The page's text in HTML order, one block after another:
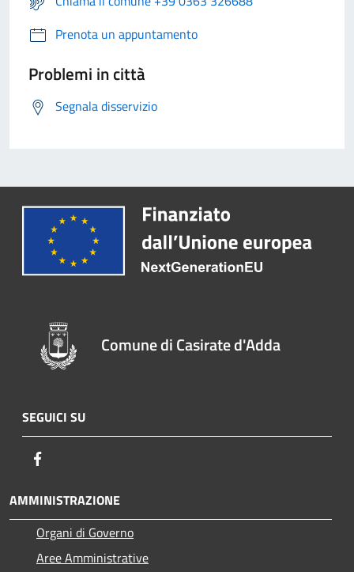
Prenota un appuntamento
Problemi in città
Segnala disservizio
Comune di Casirate d'Adda
SEGUICI SU
AMMINISTRAZIONE
Organi di Governo
Aree Amministrative